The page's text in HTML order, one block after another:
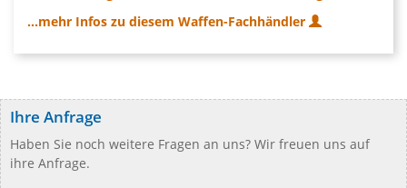
...mehr Infos zu diesem Waffen-Fachhändler
Ihre Anfrage
Haben Sie noch weitere Fragen an uns? Wir freuen uns auf
ihre Anfrage.